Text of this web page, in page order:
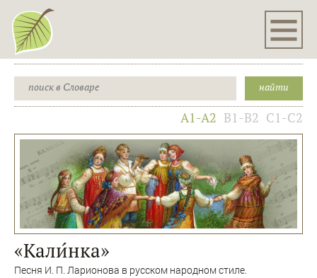
A1-A2 B1-B2 C1-C2
«Кали́нка»
Песня И. П. Ларионова в русском народном стиле.